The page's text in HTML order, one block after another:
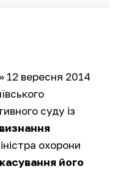
12 вересня 2014
суду із
охорони
його